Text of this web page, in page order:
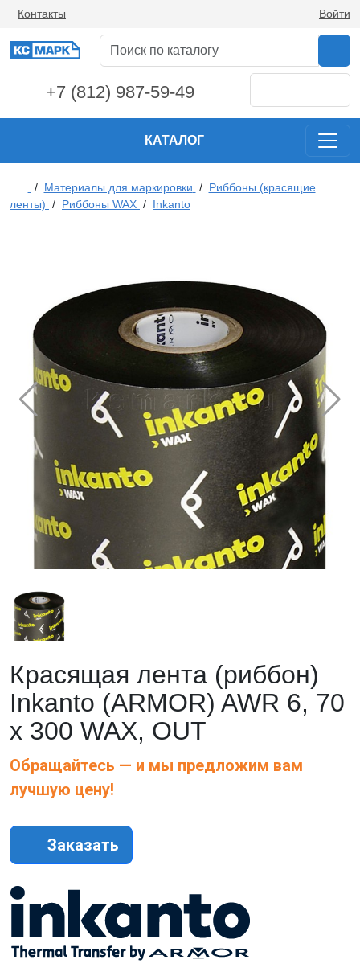
Контакты Войти
+7 (812) 987-59-49
КАТАЛОГ
/ Материалы для маркировки / Риббоны (красящие
ленты) / Риббоны WAX / Inkanto
Красящая лента (риббон)
Inkanto (ARMOR) AWR 6, 70
х 300 WAX, OUT
Обращайтесь — и мы предложим вам
лучшую цену!
Заказать